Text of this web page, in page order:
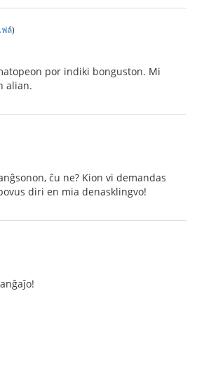
ฟล์)
por indiki bonguston. Mi
alian.
ĉu ne? Kion vi demandas
diri en mia denasklingvo!